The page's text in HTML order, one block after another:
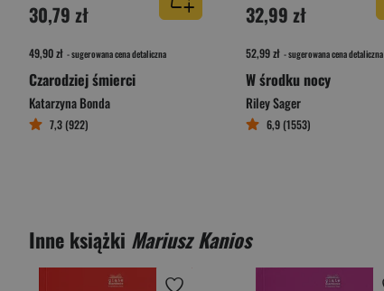
30,79 zł
49,90 zł - sugerowana cena detaliczna
Czarodziej śmierci
Katarzyna Bonda
7,3 (922)
32,99 zł
52,99 zł - sugerowana cena detaliczna
W środku nocy
Riley Sager
6,9 (1553)
Inne książki Mariusz Kanios